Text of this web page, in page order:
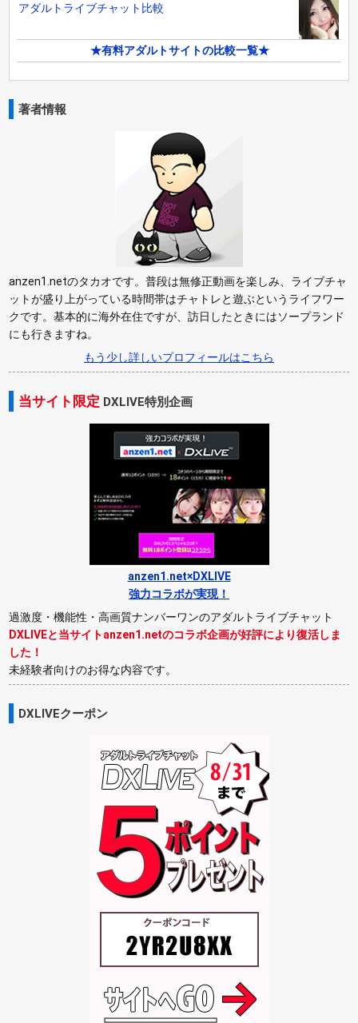
アダルトライブチャット比較
★有料アダルトサイトの比較一覧★
著者情報
anzen1.netのタカオです。普段は無修正動画を楽しみ、ライブチャ
ットが盛り上がっている時間帯はチャトレと遊ぶというライフワー
クです。基本的に海外在住ですが、訪日したときにはソープランド
にも行きますね。
もう少し詳しいプロフィールはこちら
当サイト限定 DXLIVE特別企画
anzen1.net×DXLIVE
強力コラボが実現！
過激度・機能性・高画質ナンバーワンのアダルトライブチャット
DXLIVEと当サイトanzen1.netのコラボ企画が好評により復活しま
した！
未経験者向けのお得な内容です。
DXLIVEクーポン